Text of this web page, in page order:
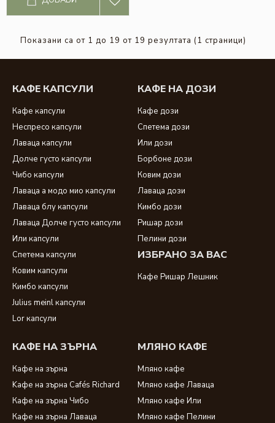
Показани са от 1 до 19 от 19 резултата (1 страници)
КАФЕ КАПСУЛИ
Кафе капсули
Неспресо капсули
Лаваца капсули
Долче густо капсули
Чибо капсули
Лаваца а модо мио капсули
Лаваца блу капсули
Лаваца Долче густо капсули
Или капсули
Спетема капсули
Ковим капсули
Кимбо капсули
Julius meinl капсули
Lor капсули
КАФЕ НА ДОЗИ
Кафе дози
Спетема дози
Или дози
Борбоне дози
Ковим дози
Лаваца дози
Кимбо дози
Ришар дози
Пелини дози
ИЗБРАНО ЗА ВАС
Кафе Ришар Лешник
КАФЕ НА ЗЪРНА
Кафе на зърна
Kафе на зърна Cafés Richard
Кафе на зърна Чибо
Кафе на зърна Лаваца
МЛЯНО КАФЕ
Мляно кафе
Мляно кафе Лаваца
Мляно кафе Или
Мляно кафе Пелини